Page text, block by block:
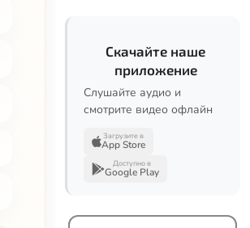
Скачайте наше
приложение
Слушайте аудио и
смотрите видео офлайн
Загрузите в
App Store
Доступно в
Google Play